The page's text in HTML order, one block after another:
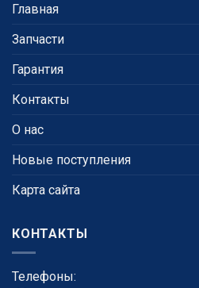
Главная
Запчасти
Гарантия
Контакты
О нас
Новые поступления
Карта сайта
КОНТАКТЫ
Телефоны: